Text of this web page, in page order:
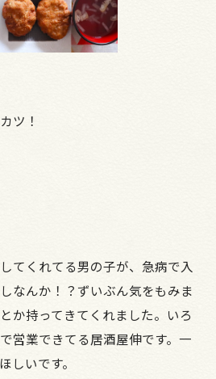
ツ！
てくれてる男の子が、急病で入
なんか！？ずいぶん気をもみま
か持ってきてくれました。いろ
営業できてる居酒屋伸です。一
しいです。